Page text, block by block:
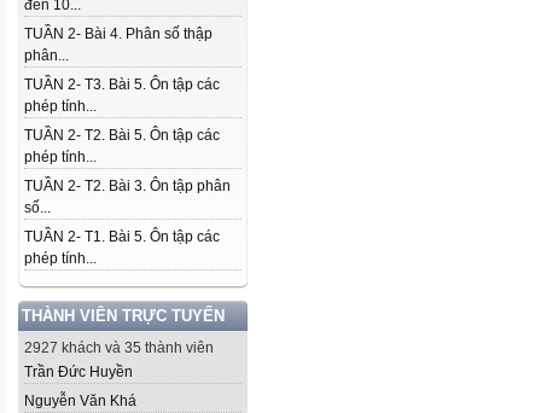
đến 10...
TUẦN 2- Bài 4. Phân số thập
phân...
TUẦN 2- T3. Bài 5. Ôn tập các
phép tính...
TUẦN 2- T2. Bài 5. Ôn tập các
phép tính...
TUẦN 2- T2. Bài 3. Ôn tập phân
số...
TUẦN 2- T1. Bài 5. Ôn tập các
phép tính...
THÀNH VIÊN TRỰC TUYẾN
2927 khách và 35 thành viên
Trần Đức Huyền
Nguyễn Văn Khá